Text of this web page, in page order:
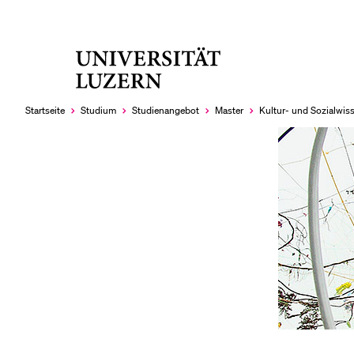
Startseite Studium Studien­angebot Master Kultur- und
LETZTE SUCHEN